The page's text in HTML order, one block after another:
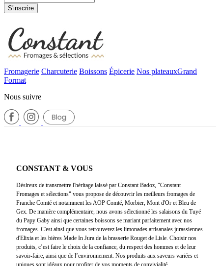
S'inscrire
Fromagerie Charcuterie Boissons Épicerie Nos plateauxGrand
Format
Nous suivre
CONSTANT & VOUS
Désireux de transmettre l'héritage laissé par Constant Badoz, "Constant
Fromages et sélections" vous propose de découvrir les meilleurs fromages de
Franche Comté et notamment les AOP Comté, Morbier, Mont d'Or et Bleu de
Gex. De manière complémentaire, nous avons sélectionné les salaisons du Tuyé
du Papy Gaby ainsi que certaines boissons se mariant parfaitement avec nos
fromages. C'est ainsi que vous retrouverez les limonades artisanales jurassiennes
d'Elixia et les bières Made In Jura de la brasserie Rouget de Lisle. Choisir nos
produits, c’est faire le choix de la confiance, du respect des hommes et de leur
savoir-faire, ainsi que de l’environnement. Nos produits aux saveurs variées et